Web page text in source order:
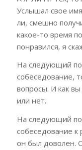
Услышал свое
ли, смешно
какое-то время
понравился, я
На следующий
собеседование,
вопросы. И как
или нет.
На следующий
собеседование к
он был доволен.